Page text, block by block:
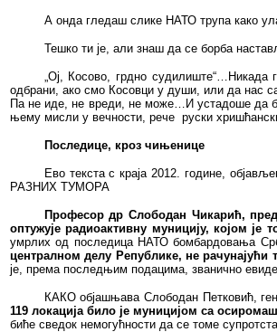
А онда гледаш слике НАТО трупа како
Тешко ти је, али знаш да се борба
„Ој, Косово, грдно судилиште“…Никада
одбрани, ако смо Косовци у души, или да нас
Па не иде, не вреди, не може…И устадоше да
њему мисли у вечности, рече руски
Последице, кроз чињенице
Ево текста с краја 2012. године,
РАЗНИХ ТУМОРА
Професор др Слободан Чикарић,
оптужује радиоактивну муницију, којом је
умрлих од последица НАТО бомбардовања
централном делу Републике, не
је, према последњим подацима, званично
КАКО објашњава Слободан Петковић,
119 локација било је муницијом са
биће сведок немогућности да се томе